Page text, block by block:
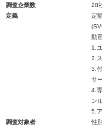
調査企業数
28
定義
定
動
1.
2.
3.
サ
4.
ン
5.
調査対象者
性